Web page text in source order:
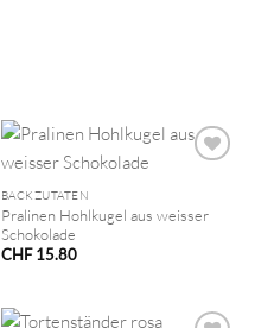
BACKZUTATEN
Pralinen Hohlkugel aus weisser
Schokolade
CHF15.80